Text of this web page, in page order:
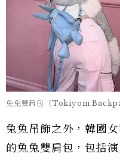
兔兔雙肩包（Tokiyom
兔兔吊飾之外，韓國
的兔兔雙肩包，包括